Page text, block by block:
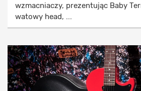
wzmacniaczy, prezentując Baby
watowy head, ...